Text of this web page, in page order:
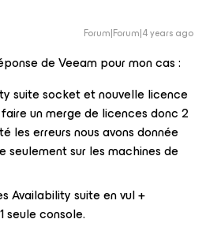
Forum|Forum|4 years ago
de Veeam pour mon cas :
suite socket et nouvelle licence
un merge de licences donc 2
les erreurs nous avons donnée
seulement sur les machines de
Availability suite en vul +
seule console.